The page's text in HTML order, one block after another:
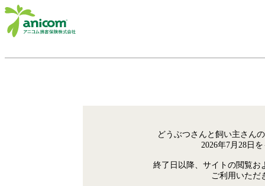
どうぶつさんと飼い主さん
2026年7月28日
終了日以降、サイトの閲覧お
ご利用いただ